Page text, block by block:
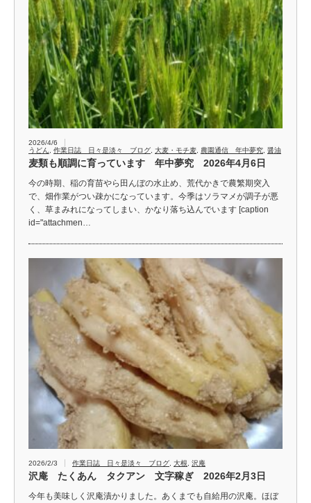
2026/4/6
うどん
作業日誌 日々是淡々 ブログ 大麦・モチ麦 農園通信 年中夢究 醤油
麦類も順調に育っています 年中夢究 2026年4月6日
今の時期、稲の育苗やら田んぼの水止め、荒代かきで農繁期突入
で、畑作業がつい疎かになっています。今季はソラマメが調子が悪
く、草まみれになってしまい、かなり落ち込んでいます [caption
id="attachmen…
2026/2/3 作業日誌 日々是淡々 ブログ 大根 沢庵
沢庵 たくあん タクアン 文字稼ぎ 2026年2月3日
今年も美味しく沢庵漬かりました。あくまでも自給用の沢庵。ほぼ